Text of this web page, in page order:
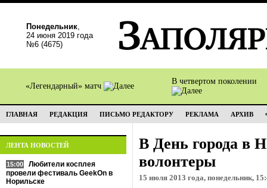
Понедельник,
24 июня 2019 года
№6 (4675)
«Легендарный» матч
В четвертом поколении
ГЛАВНАЯ РЕДАКЦИЯ ПИСЬМО РЕДАКТОРУ РЕКЛАМА АРХИВ
ЛЕНТА НОВОСТЕЙ
15:00
Любители косплея
провели фестиваль GeekOn в
Норильске
В День города в
волонтеры
15 июля 2013 года, понедельник,